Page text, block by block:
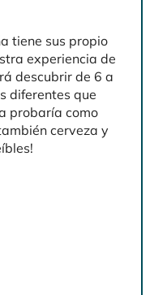
tiene sus propio
experiencia de
descubrir de 6 a
diferentes que
probaría como
cerveza y